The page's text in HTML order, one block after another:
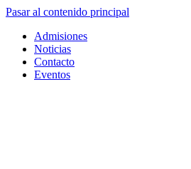
Pasar al contenido principal
Admisiones
Noticias
Contacto
Eventos